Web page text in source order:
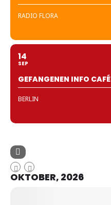
RADIO FLORA
14
SEP
GEFANGENEN INFO CAFÉ
BERLIN
OKTOBER, 2026